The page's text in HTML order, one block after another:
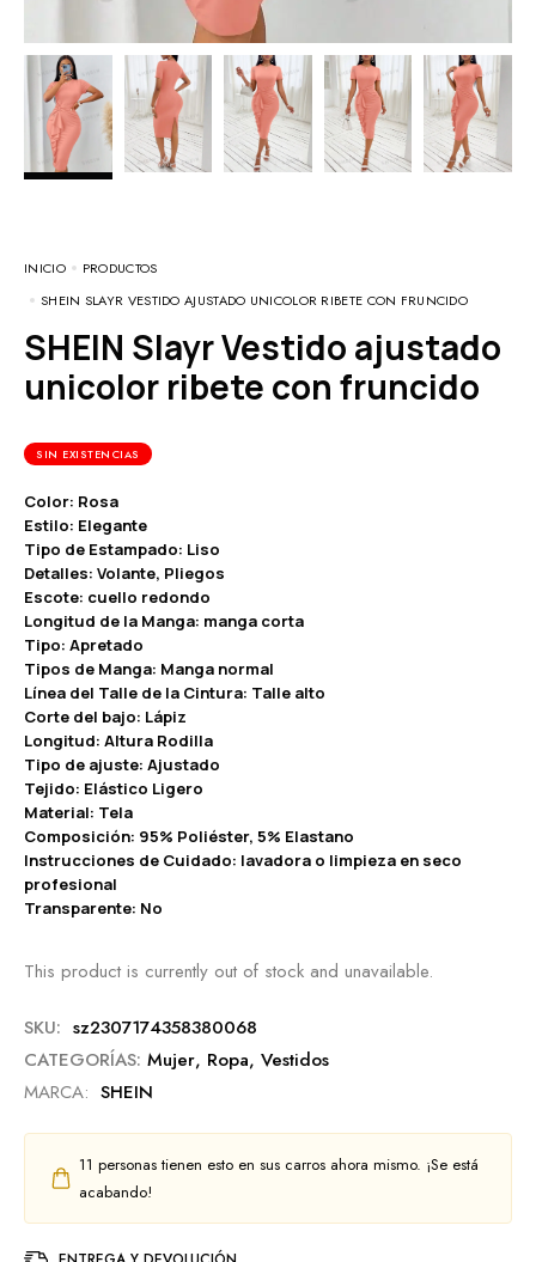
INICIO
PRODUCTOS
SHEIN SLAYR VESTIDO AJUSTADO UNICOLOR RIBETE CON FRUNCIDO
SHEIN Slayr Vestido ajustado
unicolor ribete con fruncido
SIN EXISTENCIAS
Color: Rosa
Estilo: Elegante
Tipo de Estampado: Liso
Detalles: Volante, Pliegos
Escote: cuello redondo
Longitud de la Manga: manga corta
Tipo: Apretado
Tipos de Manga: Manga normal
Línea del Talle de la Cintura: Talle alto
Corte del bajo: Lápiz
Longitud: Altura Rodilla
Tipo de ajuste: Ajustado
Tejido: Elástico Ligero
Material: Tela
Composición: 95% Poliéster, 5% Elastano
Instrucciones de Cuidado: lavadora o limpieza en seco
profesional
Transparente: No
This product is currently out of stock and unavailable.
SKU: sz2307174358380068
CATEGORÍAS: Mujer, Ropa, Vestidos
MARCA: SHEIN
11 personas tienen esto en sus carros ahora mismo. ¡Se está
acabando!